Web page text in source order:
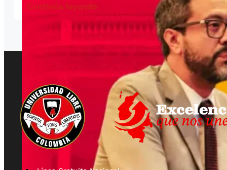
Continúa leyendo